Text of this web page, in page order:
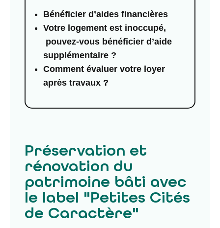
Bénéficier d’aides financières
Votre logement est inoccupé,
pouvez-vous bénéficier d’aide
supplémentaire ?
Comment évaluer votre loyer
après travaux ?
Préservation et
rénovation du
patrimoine bâti avec
le label "Petites Cités
de Caractère"